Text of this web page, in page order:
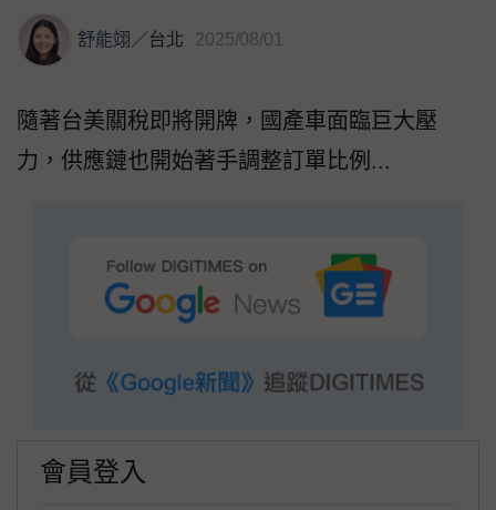
舒能翊 ／台北 2025/08/01
隨著台美關稅即將開牌，國產車面臨巨大壓
力，供應鏈也開始著手調整訂單比例...
會員登入